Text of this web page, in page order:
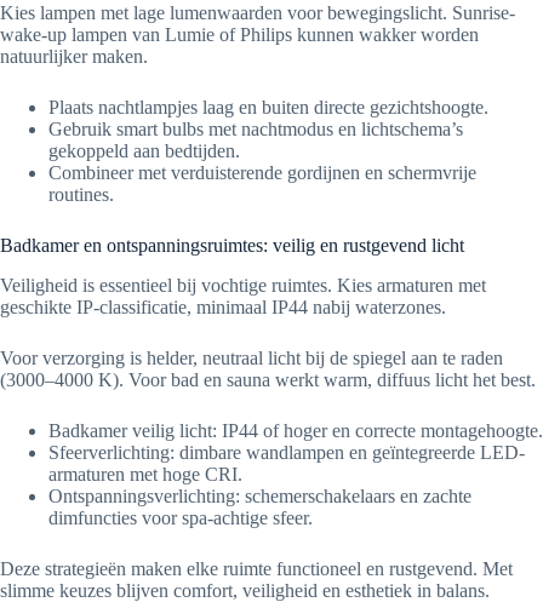
Kies lampen met lage lumenwaarden voor bewegingslicht. Sunrise-
wake-up lampen van Lumie of Philips kunnen wakker worden
natuurlijker maken.
Plaats nachtlampjes laag en buiten directe gezichtshoogte.
Gebruik smart bulbs met nachtmodus en lichtschema’s
gekoppeld aan bedtijden.
Combineer met verduisterende gordijnen en schermvrije
routines.
Badkamer en ontspanningsruimtes: veilig en rustgevend licht
Veiligheid is essentieel bij vochtige ruimtes. Kies armaturen met
geschikte IP-classificatie, minimaal IP44 nabij waterzones.
Voor verzorging is helder, neutraal licht bij de spiegel aan te raden
(3000–4000 K). Voor bad en sauna werkt warm, diffuus licht het best.
Badkamer veilig licht: IP44 of hoger en correcte montagehoogte.
Sfeerverlichting: dimbare wandlampen en geïntegreerde LED-
armaturen met hoge CRI.
Ontspanningsverlichting: schemerschakelaars en zachte
dimfuncties voor spa-achtige sfeer.
Deze strategieën maken elke ruimte functioneel en rustgevend. Met
slimme keuzes blijven comfort, veiligheid en esthetiek in balans.